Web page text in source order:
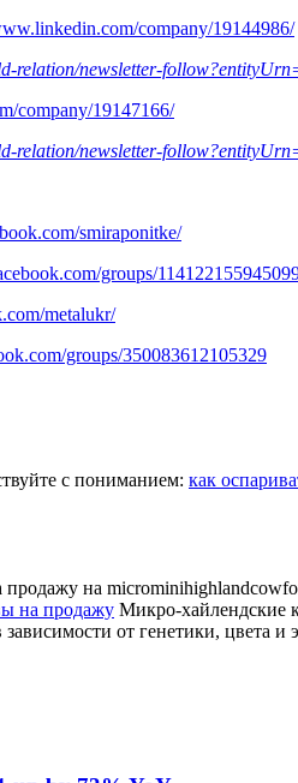
company/19144986/
relation/newsletter-
company/19147166/
relation/newsletter-
smiraponitke/
groups/
metalukr/
groups/350083612105329
с пониманием: как
на
на продажу Микро-хайлендские
от генетики, цвета и